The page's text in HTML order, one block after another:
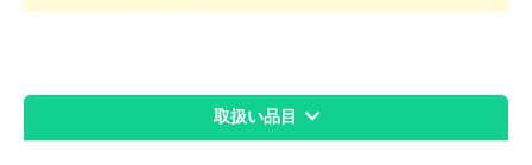
取扱い品目